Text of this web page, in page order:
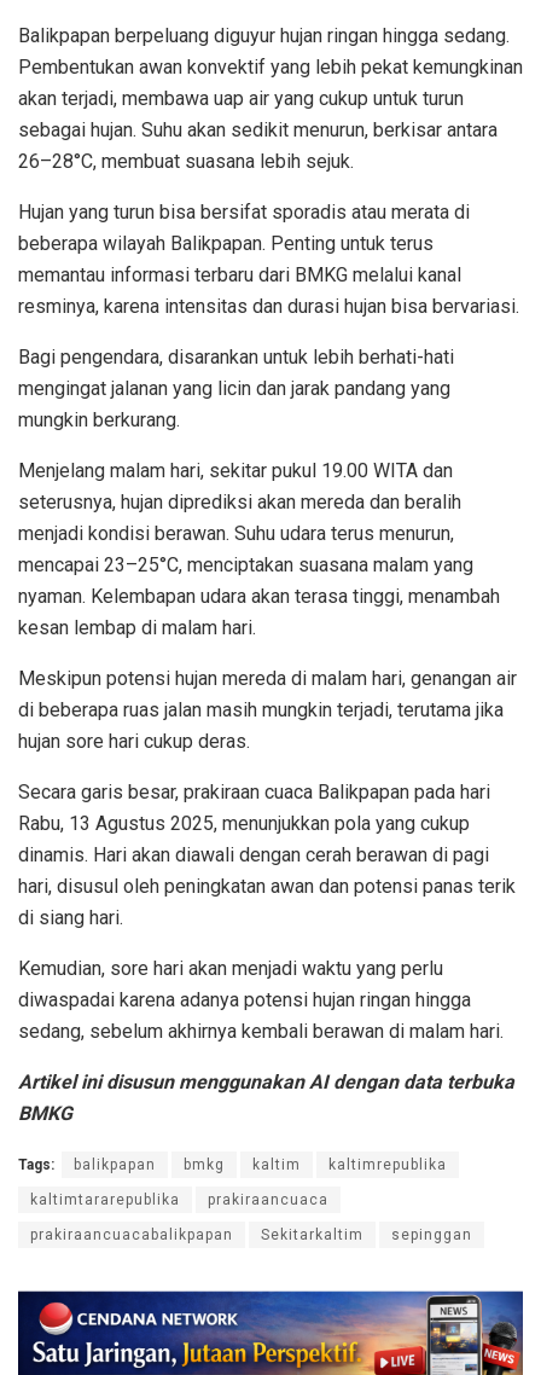
Balikpapan berpeluang diguyur hujan ringan hingga sedang.
Pembentukan awan konvektif yang lebih pekat kemungkinan
akan terjadi, membawa uap air yang cukup untuk turun
sebagai hujan. Suhu akan sedikit menurun, berkisar antara
26–28°C, membuat suasana lebih sejuk.
Hujan yang turun bisa bersifat sporadis atau merata di
beberapa wilayah Balikpapan. Penting untuk terus
memantau informasi terbaru dari BMKG melalui kanal
resminya, karena intensitas dan durasi hujan bisa bervariasi.
Bagi pengendara, disarankan untuk lebih berhati-hati
mengingat jalanan yang licin dan jarak pandang yang
mungkin berkurang.
Menjelang malam hari, sekitar pukul 19.00 WITA dan
seterusnya, hujan diprediksi akan mereda dan beralih
menjadi kondisi berawan. Suhu udara terus menurun,
mencapai 23–25°C, menciptakan suasana malam yang
nyaman. Kelembapan udara akan terasa tinggi, menambah
kesan lembap di malam hari.
Meskipun potensi hujan mereda di malam hari, genangan air
di beberapa ruas jalan masih mungkin terjadi, terutama jika
hujan sore hari cukup deras.
Secara garis besar, prakiraan cuaca Balikpapan pada hari
Rabu, 13 Agustus 2025, menunjukkan pola yang cukup
dinamis. Hari akan diawali dengan cerah berawan di pagi
hari, disusul oleh peningkatan awan dan potensi panas terik
di siang hari.
Kemudian, sore hari akan menjadi waktu yang perlu
diwaspadai karena adanya potensi hujan ringan hingga
sedang, sebelum akhirnya kembali berawan di malam hari.
Artikel ini disusun menggunakan AI dengan data terbuka
BMKG
Tags: balikpapan bmkg kaltim kaltimrepublika
kaltimtararepublika prakiraancuaca
prakiraancuacabalikpapan Sekitarkaltim sepinggan